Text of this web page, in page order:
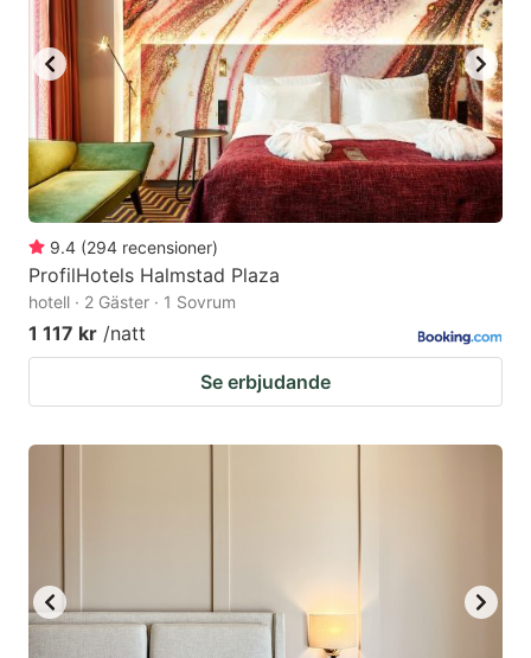
9.4 (294 recensioner)
ProfilHotels Halmstad Plaza
hotell · 2 Gäster · 1 Sovrum
1 117 kr /natt
Se erbjudande